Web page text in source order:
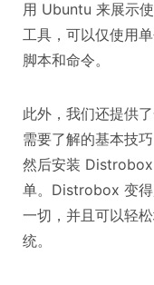
用 Ubuntu 来展示
工具，可以仅使用
脚本和命令。
此外，我们还提供
需要了解的基本技
然后安装
单。Distrobox 变得
一切，并且可以轻
统。